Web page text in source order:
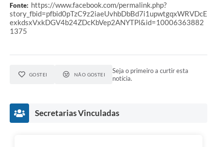
Serviços ao Cidadão
Nota Fiscal Eletrônica
Compras Web
STS - 3º Setor
Transparência
Fonte: https://www.facebook.com/permalink.php?
story_fbid=pfbid0pTzC9z2iaeUvhbDbBd7i1upwtgqxWRVDcE
exkdsxVxkDGV4b24ZDcKbVep2ANYTPl&id=10006363882
1375
GOSTEI NÃO GOSTEI
Seja o primeiro a curtir esta
notícia.
Secretarias Vinculadas